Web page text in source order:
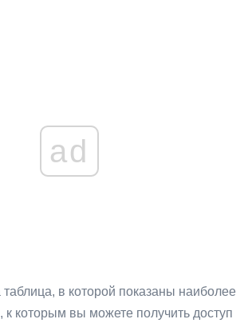
ad
в которой показаны наиболее
которым вы можете получить доступ